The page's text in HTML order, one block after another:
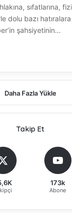
sıfatlarına,
dolu bazı
şahsiyetinin…
Daha Fazla Yükle
Takip Et
173k
Abone